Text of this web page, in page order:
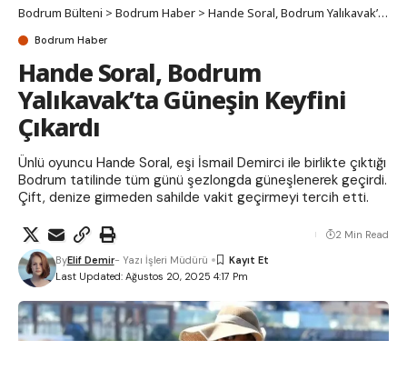
Bodrum Bülteni > Bodrum Haber > Hande Soral, Bodrum Yalıkavak’ta Güneşin Keyfini Çıkardı
Bodrum Haber
Hande Soral, Bodrum
Yalıkavak’ta Güneşin Keyfini
Çıkardı
Ünlü oyuncu Hande Soral, eşi İsmail Demirci ile birlikte çıktığı
Bodrum tatilinde tüm günü şezlongda güneşlenerek geçirdi.
Çift, denize girmeden sahilde vakit geçirmeyi tercih etti.
Last Updated: Ağustos 20, 2025 4:17 Pm
ByElif Demir- Yazı İşleri Müdürü
2 Min Read